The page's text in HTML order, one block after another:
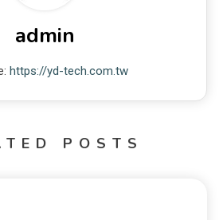
admin
https://yd-tech.com.tw
POSTS